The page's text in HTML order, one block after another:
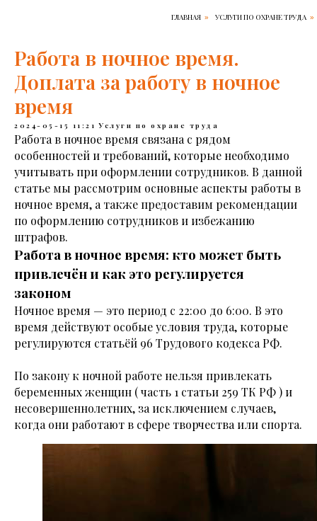
ГЛАВНАЯ » УСЛУГИ ПО ОХРАНЕ ТРУДА »
Работа в ночное время.
Доплата за работу в ночное
время
2024-05-15 11:21 Услуги по охране труда
Работа в ночное время связана с рядом
особенностей и требований, которые необходимо
учитывать при оформлении сотрудников. В данной
статье мы рассмотрим основные аспекты работы в
ночное время, а также предоставим рекомендации
по оформлению сотрудников и избежанию
штрафов.
Работа в ночное время: кто может быть
привлечён и как это регулируется
законом
Ночное время — это период с 22:00 до 6:00. В это
время действуют особые условия труда, которые
регулируются статьёй 96 Трудового кодекса РФ.
По закону к ночной работе нельзя привлекать
беременных женщин ( часть 1 статьи 259 ТК РФ ) и
несовершеннолетних, за исключением случаев,
когда они работают в сфере творчества или спорта.